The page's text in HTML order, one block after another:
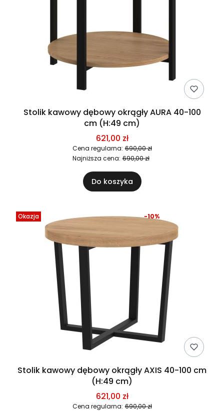
Stolik kawowy dębowy okrągły AURA 40-100
cm (H:49 cm)
621,00 zł
Cena regularna: 690,00 zł
Najniższa cena: 690,00 zł
Do koszyka
Okazja
Stolik kawowy dębowy okrągły AXIS 40-100 cm
(H:49 cm)
621,00 zł
Cena regularna: 690,00 zł
-10%